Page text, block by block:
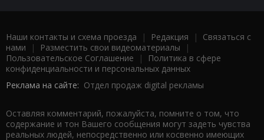
Наши контакты и схема проезда | Редакция | Связаться с
нами | Разместить свои видеоматериалы |
Пользовательское Соглашение |
Политика в сфере
конфиденциальности и персональных данных
Реклама на сайте: Отдел продаж digital рекламы
Оставляя комментарий, пожалуйста, помните о том, что
содержание и тон Вашего сообщения могут задеть чувства
реальных людей, непосредственно или косвенно имеющих